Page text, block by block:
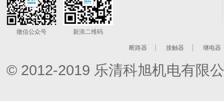
微信公众号 新浪二维码
断路器 接触器 继电器
© 2012-2019 乐清科旭机电有限